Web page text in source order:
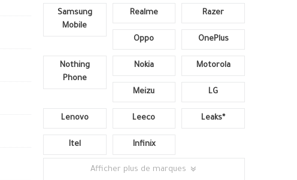
Samsung
Mobile
Realme Razer
Oppo OnePlus
Nothing
Phone
Nokia Motorola
Meizu LG
Lenovo Leeco Leaks*
Itel Infinix
Afficher plus de marques